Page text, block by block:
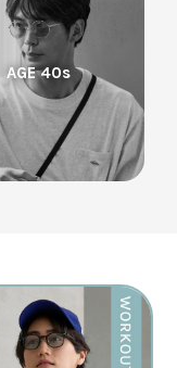
AGE 40s